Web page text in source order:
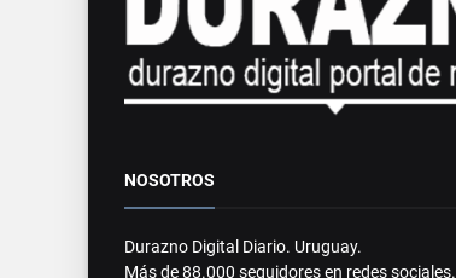
NOSOTROS
Durazno Digital Diario. Uruguay.
Más de 88.000 seguidores en redes sociales.